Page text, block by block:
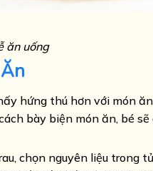
ăn uống
hứng thú hơn với món
bày biện món ăn, bé sẽ
chọn nguyên liệu trong